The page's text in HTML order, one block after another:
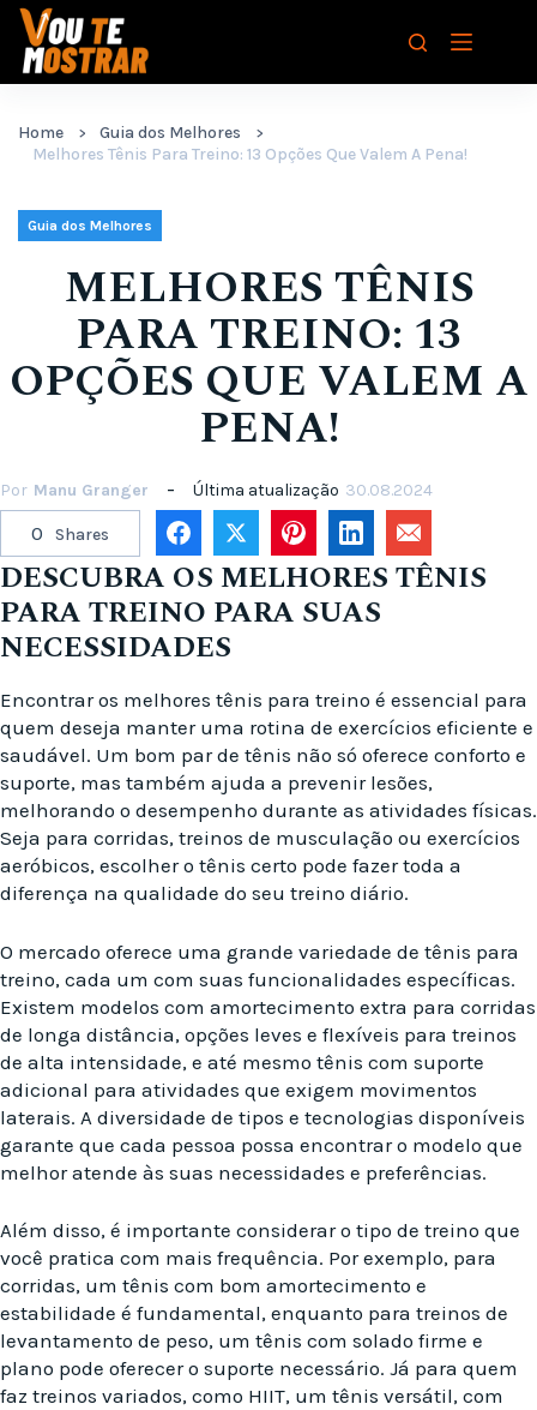
Pular
para
Home
Guia dos Melhores
Melhores Tênis Para Treino: 13 Opções Que Valem A Pena!
Guia dos Melhores
MELHORES TÊNIS
PARA TREINO: 13
OPÇÕES QUE VALEM A
PENA!
Por Manu Granger Última atualização 30.08.2024
0 Shares
DESCUBRA OS MELHORES TÊNIS
PARA TREINO PARA SUAS
NECESSIDADES
Encontrar os melhores tênis para treino é essencial para
quem deseja manter uma rotina de exercícios eficiente e
saudável. Um bom par de tênis não só oferece conforto e
suporte, mas também ajuda a prevenir lesões,
melhorando o desempenho durante as atividades físicas.
Seja para corridas, treinos de musculação ou exercícios
aeróbicos, escolher o tênis certo pode fazer toda a
diferença na qualidade do seu treino diário.
O mercado oferece uma grande variedade de tênis para
treino, cada um com suas funcionalidades específicas.
Existem modelos com amortecimento extra para corridas
de longa distância, opções leves e flexíveis para treinos
de alta intensidade, e até mesmo tênis com suporte
adicional para atividades que exigem movimentos
laterais. A diversidade de tipos e tecnologias disponíveis
garante que cada pessoa possa encontrar o modelo que
melhor atende às suas necessidades e preferências.
Além disso, é importante considerar o tipo de treino que
você pratica com mais frequência. Por exemplo, para
corridas, um tênis com bom amortecimento e
estabilidade é fundamental, enquanto para treinos de
levantamento de peso, um tênis com solado firme e
plano pode oferecer o suporte necessário. Já para quem
faz treinos variados, como HIIT, um tênis versátil, com